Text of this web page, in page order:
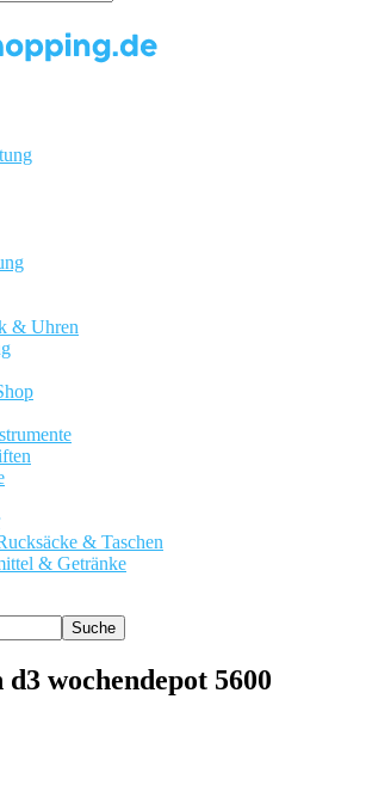
& Uhren
& Taschen
& Getränke
wochendepot 5600